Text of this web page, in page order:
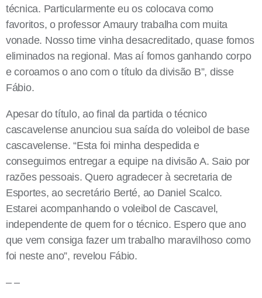
técnica. Particularmente eu os colocava como
favoritos, o professor Amaury trabalha com muita
vonade. Nosso time vinha desacreditado, quase fomos
eliminados na regional. Mas aí fomos ganhando corpo
e coroamos o ano com o título da divisão B”, disse
Fábio.
Apesar do título, ao final da partida o técnico
cascavelense anunciou sua saída do voleibol de base
cascavelense. “Esta foi minha despedida e
conseguimos entregar a equipe na divisão A. Saio por
razões pessoais. Quero agradecer à secretaria de
Esportes, ao secretário Berté, ao Daniel Scalco.
Estarei acompanhando o voleibol de Cascavel,
independente de quem for o técnico. Espero que ano
que vem consiga fazer um trabalho maravilhoso como
foi neste ano”, revelou Fábio.
– –